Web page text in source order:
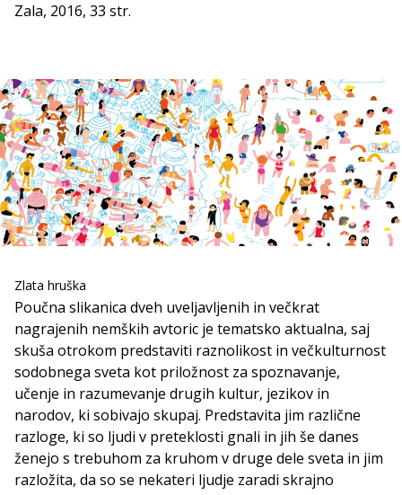
Zala, 2016, 33 str.
Zlata hruška
Poučna slikanica dveh uveljavljenih in večkrat
nagrajenih nemških avtoric je tematsko aktualna, saj
skuša otrokom predstaviti raznolikost in večkulturnost
sodobnega sveta kot priložnost za spoznavanje,
učenje in razumevanje drugih kultur, jezikov in
narodov, ki sobivajo skupaj. Predstavita jim različne
razloge, ki so ljudi v preteklosti gnali in jih še danes
ženejo s trebuhom za kruhom v druge dele sveta in jim
razložita, da so se nekateri ljudje zaradi skrajno